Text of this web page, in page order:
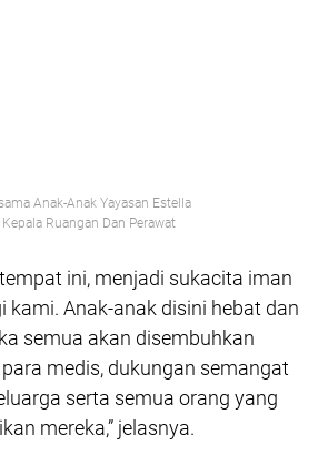
Anak-Anak Yayasan Estella
Kepala Ruangan Dan Perawat
ini, menjadi sukacita iman
kami. Anak-anak disini hebat dan
semua akan disembuhkan
medis, dukungan semangat
serta semua orang yang
mereka,” jelasnya.